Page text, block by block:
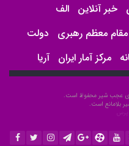
خبر آنلاین الف
مقام معظم رهبری
دولت
مرکز آمار ایران آریا
عجب شیر محفوظ است.
بلامانع است.
پرس